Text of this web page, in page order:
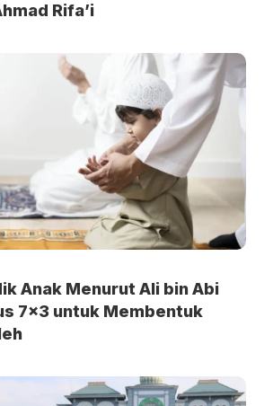
Rifa’i
Anak Menurut Ali bin Abi
7×3 untuk Membentuk